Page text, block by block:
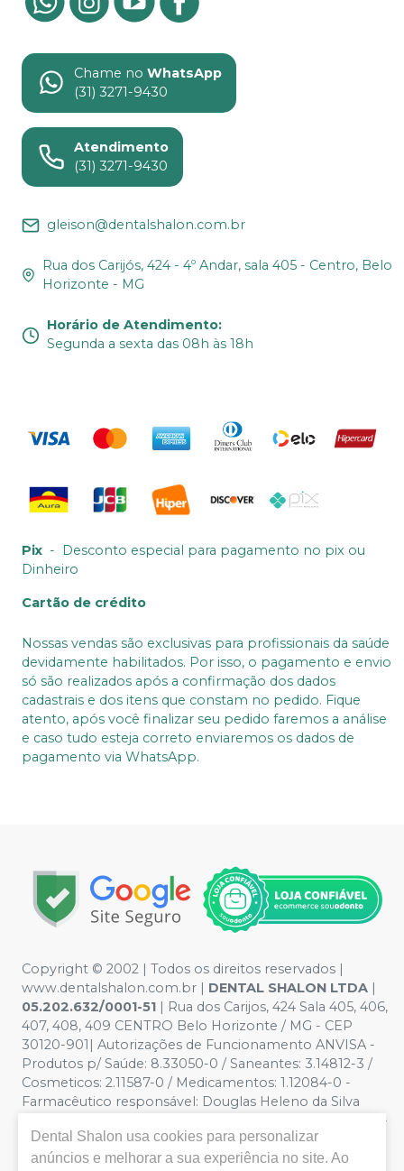
Chame no WhatsApp
(31) 3271-9430
Atendimento
(31) 3271-9430
gleison@dentalshalon.com.br
Rua dos Carijós, 424 - 4º Andar, sala 405 - Centro, Belo
Horizonte - MG
Horário de Atendimento:
Segunda a sexta das 08h às 18h
Pix -
Desconto especial para pagamento no pix ou
Dinheiro
Cartão de crédito
Nossas vendas são exclusivas para profissionais da saúde
devidamente habilitados. Por isso, o pagamento e envio
só são realizados após a confirmação dos dados
cadastrais e dos itens que constam no pedido. Fique
atento, após você finalizar seu pedido faremos a análise
e caso tudo esteja correto enviaremos os dados de
pagamento via WhatsApp.
Copyright © 2002 | Todos os direitos reservados |
www.dentalshalon.com.br | DENTAL SHALON LTDA |
05.202.632/0001-51 | Rua dos Carijos, 424 Sala 405, 406,
407, 408, 409 CENTRO Belo Horizonte / MG - CEP
30120-901| Autorizações de Funcionamento ANVISA -
Produtos p/ Saúde: 8.33050-0 / Saneantes: 3.14812-3 /
Cosmeticos: 2.11587-0 / Medicamentos: 1.12084-0 -
Farmacêutico responsável: Douglas Heleno da Silva
CRF/MG nº 32.229 | Política de Privacidade e Segurança -
Fotos meramente ilustrativas - Os preços e condições
da loja virtual estão sujeitos a alterações. Em caso de
Dental Shalon usa cookies para personalizar
anúncios e melhorar a sua experiência no site. Ao